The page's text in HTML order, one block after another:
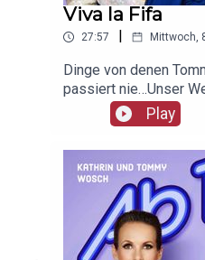
Viva la Fifa
27:57 Mittwoch,
Dinge von denen
passiert nie…Unser
mit dem Code Ab17
einfach hier:
https://
Play